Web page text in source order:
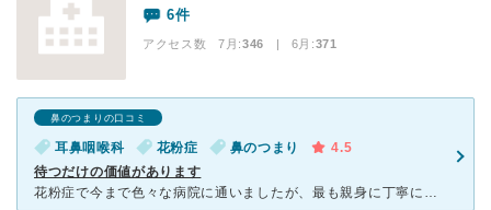
6件
アクセス数 7月:346 | 6月:371
鼻のつまりの口コミ
耳鼻咽喉科 花粉症 鼻のつまり
4.5
待つだけの価値があります
花粉症で今まで色々な病院に通いましたが、最も親身に丁寧に対応していただけました。 患者さん一人一人の話をしっかり聞いて、些細な疑問にも的確に答えていただけます。 先生の腕は間違いなく素晴らしい